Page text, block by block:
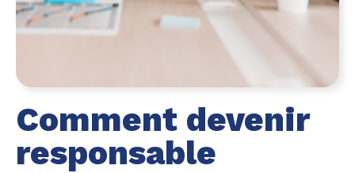
Comment devenir
responsable